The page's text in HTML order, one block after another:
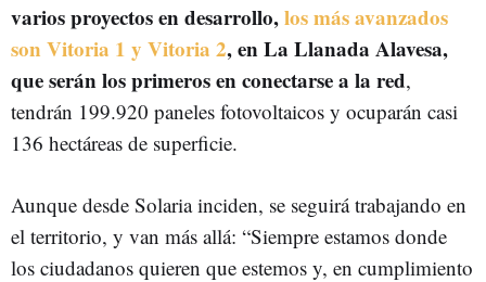
varios proyectos en desarrollo,los más avanzados
son Vitoria 1 y Vitoria 2, en La Llanada Alavesa,
que serán los primeros en conectarse a la red,
tendrán 199.920 paneles fotovoltaicos y ocuparán casi
136 hectáreas de superficie.
Aunque desde Solaria inciden, se seguirá trabajando en
el territorio, y van más allá: “Siempre estamos donde
los ciudadanos quieren que estemos y, en cumplimiento